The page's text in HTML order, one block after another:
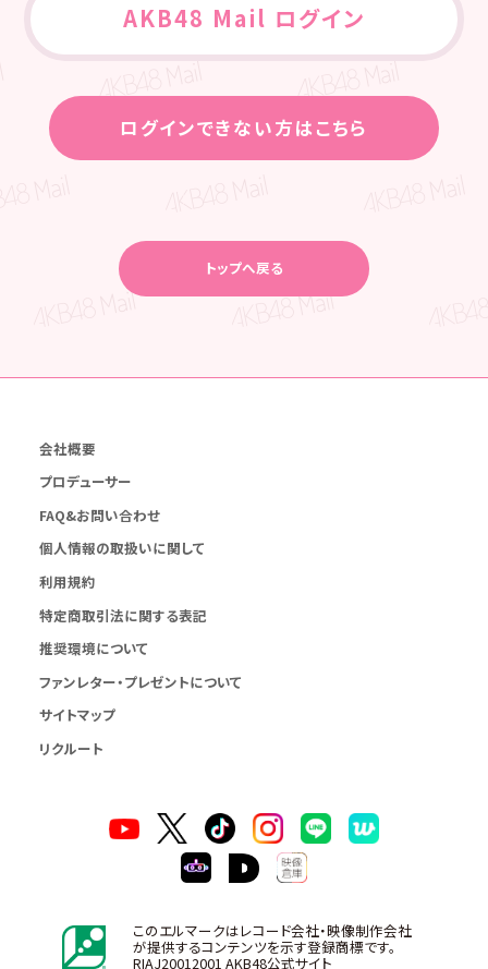
AKB48 Mail ログイン
ログインできない方はこちら
トップへ戻る
会社概要
プロデューサー
FAQ&お問い合わせ
個人情報の取扱いに関して
利用規約
特定商取引法に関する表記
推奨環境について
ファンレター・プレゼントについて
サイトマップ
リクルート
このエルマークはレコード会社・映像制作会社
が提供するコンテンツを示す登録商標です。
RIAJ20012001 AKB48公式サイト